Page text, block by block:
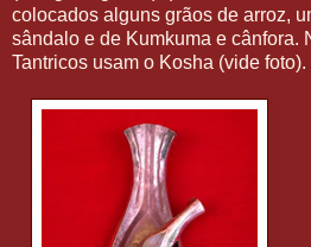
colocados alguns grãos de arroz,
sândalo e de Kumkuma e cânfora.
Tantricos usam o Kosha (vide